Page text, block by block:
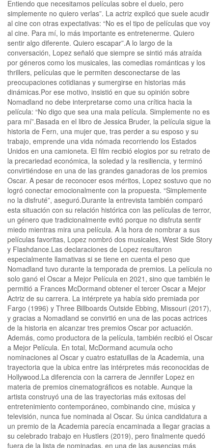
Entiendo que necesitamos películas sobre el duelo, pero
simplemente no quiero verlas”. La actriz explicó que suele acudir
al cine con otras expectativas: “No es el tipo de películas que voy
al cine. Para mí, lo más importante es entretenerme. Quiero
sentir algo diferente. Quiero escapar”.A lo largo de la
conversación, Lopez señaló que siempre se sintió más atraída
por géneros como los musicales, las comedias románticas y los
thrillers, películas que le permiten desconectarse de las
preocupaciones cotidianas y sumergirse en historias más
dinámicas.Por ese motivo, insistió en que su opinión sobre
Nomadland no debe interpretarse como una crítica hacia la
película: “No digo que sea una mala película. Simplemente no es
para mí”.Basada en el libro de Jessica Bruder, la película sigue la
historia de Fern, una mujer que, tras perder a su esposo y su
trabajo, emprende una vida nómada recorriendo los Estados
Unidos en una camioneta. El film recibió elogios por su retrato de
la precariedad económica, la soledad y la resiliencia, y terminó
convirtiéndose en una de las grandes ganadoras de los premios
Oscar. A pesar de reconocer esos méritos, Lopez sostuvo que no
logró conectar emocionalmente con la propuesta. “Simplemente
no la disfruté”, aseguró.Durante la entrevista también comparó
esta situación con su relación histórica con las películas de terror,
un género que tradicionalmente evitó porque no disfruta sentir
miedo mientras mira una película. A la hora de nombrar a sus
películas favoritas, Lopez nombró dos musicales, West Side Story
y Flashdance.Las declaraciones de Lopez resultaron
especialmente llamativas si se tiene en cuenta el peso que
Nomadland tuvo durante la temporada de premios. La película no
solo ganó el Oscar a Mejor Película en 2021, sino que también le
permitió a Frances McDormand obtener el tercer Oscar a Mejor
Actriz de su carrera. La intérprete ya había sido premiada por
Fargo (1996) y Three Billboards Outside Ebbing, Missouri (2017),
y gracias a Nomadland se convirtió en una de las pocas actrices
de la historia en alcanzar tres premios Oscar por actuación.
Además, como productora de la película, también recibió el Oscar
a Mejor Película. En total, McDormand acumula ocho
nominaciones al Oscar y cuatro estatuillas de la Academia, una
trayectoria que la ubica entre las intérpretes más reconocidas de
Hollywood.La diferencia con la carrera de Jennifer Lopez en
materia de premios cinematográficos es notable. Aunque la
artista construyó una de las trayectorias más exitosas del
entretenimiento contemporáneo, combinando cine, música y
televisión, nunca fue nominada al Oscar. Su única candidatura a
un premio de la Academia parecía encaminada a llegar gracias a
su celebrado trabajo en Hustlers (2019), pero finalmente quedó
fuera de la lista de nominadas, en una de las ausencias más